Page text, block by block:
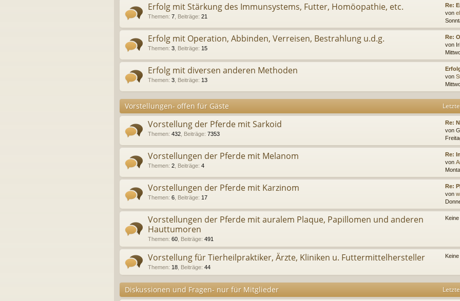
Erfolg mit Stärkung des Immunsystems, Futter, Homöopathie, etc.
Themen: 7 Beiträge: 21
Re:
von
Erfolg mit Operation, Abbinden, Verreisen, Bestrahlung u.d.g.
Themen: 3 Beiträge: 15
Re:
von
Erfolg mit diversen anderen Methoden
Themen: 3 Beiträge: 13
von
Vorstellungen- offen für Gäste
Vorstellung der Pferde mit Sarkoid
Themen: 432 Beiträge: 7353
Re:
von
Vorstellungen der Pferde mit Melanom
Themen: 2 Beiträge: 4
Re:
von
Vorstellungen der Pferde mit Karzinom
Themen: 6 Beiträge: 17
Re:
von
Vorstellungen der Pferde mit auralem Plaque, Papillomen und anderen
Hauttumoren
Themen: 60 Beiträge: 491
Vorstellung für Tierheilpraktiker, Ärzte, Kliniken u. Futtermittelhersteller
Themen: 18 Beiträge: 44
Diskussionen und Fragen- nur für Mitglieder